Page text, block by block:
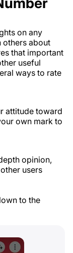
on any
others about
that important
useful
ways to rate
attitude toward
own mark to
opinion,
users
to the